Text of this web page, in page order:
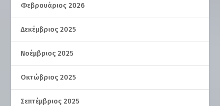
Φεβρουάριος 2026
Δεκέμβριος 2025
Νοέμβριος 2025
Οκτώβριος 2025
Σεπτέμβριος 2025